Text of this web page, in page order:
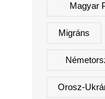
Magyar
Migráns
Orosz-